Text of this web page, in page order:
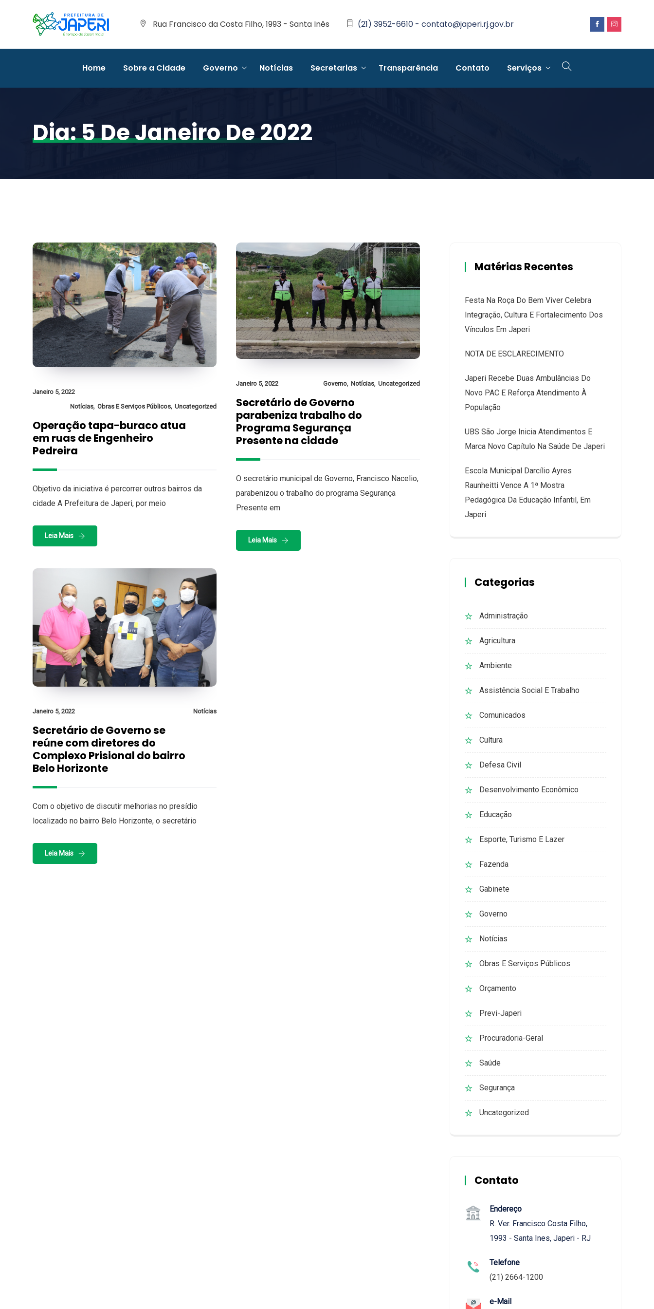
Rua Francisco da Costa Filho, 1993 - Santa Inês (21) 3952-6610 - contato@japeri.rj.gov.br
Home Sobre a Cidade Governo Notícias Secretarias Transparência Contato Serviços
Dia:5 De Janeiro De 2022
Janeiro 5, 2022
Notícias, Obras E Serviços Públicos, Uncategorized
Operação tapa-buraco atua
em ruas de Engenheiro
Pedreira
Objetivo da iniciativa é percorrer outros bairros da
cidade A Prefeitura de Japeri, por meio
Leia Mais
Janeiro 5, 2022 Governo, Notícias, Uncategorized
Secretário de Governo
parabeniza trabalho do
Programa Segurança
Presente na cidade
O secretário municipal de Governo, Francisco Nacelio,
parabenizou o trabalho do programa Segurança
Presente em
Leia Mais
Janeiro 5, 2022 Notícias
Secretário de Governo se
reúne com diretores do
Complexo Prisional do bairro
Belo Horizonte
Com o objetivo de discutir melhorias no presídio
localizado no bairro Belo Horizonte, o secretário
Leia Mais
Matérias Recentes
Festa Na Roça Do Bem Viver Celebra
Integração, Cultura E Fortalecimento Dos
Vínculos Em Japeri
NOTA DE ESCLARECIMENTO
Japeri Recebe Duas Ambulâncias Do
Novo PAC E Reforça Atendimento À
População
UBS São Jorge Inicia Atendimentos E
Marca Novo Capítulo Na Saúde De Japeri
Escola Municipal Darcílio Ayres
Raunheitti Vence A 1ª Mostra
Pedagógica Da Educação Infantil, Em
Japeri
Categorias
Administração
Agricultura
Ambiente
Assistência Social E Trabalho
Comunicados
Cultura
Defesa Civil
Desenvolvimento Econômico
Educação
Esporte, Turismo E Lazer
Fazenda
Gabinete
Governo
Notícias
Obras E Serviços Públicos
Orçamento
Previ-Japeri
Procuradoria-Geral
Saúde
Segurança
Uncategorized
Contato
Endereço
R. Ver. Francisco Costa Filho,
1993 - Santa Ines, Japeri - RJ
Telefone
(21) 2664-1200
e-Mail